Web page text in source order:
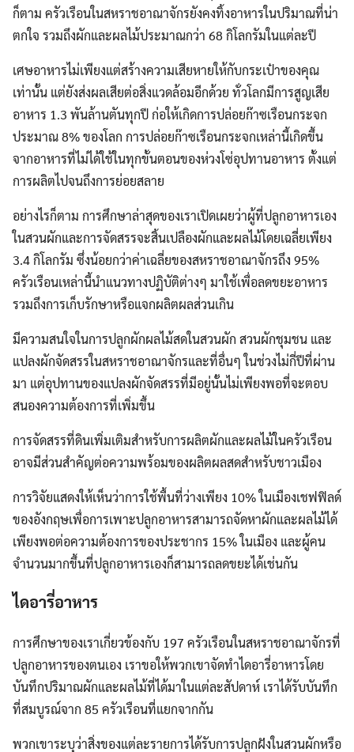
ก็ตาม ครัวเรือนในสหราชอาณาจักรยังคงทิ้งอาหารในปริมาณที่น่า
ตกใจ รวมถึงผักและผลไม้ประมาณกว่า 68 กิโลกรัมในแต่ละปี
เศษอาหารไม่เพียงแต่สร้างความเสียหายให้กับกระเป๋าของคุณ
เท่านั้น แต่ยังส่งผลเสียต่อสิ่งแวดล้อมอีกด้วย ทั่วโลกมีการสูญเสีย
อาหาร 1.3 พันล้านตันทุกปี ก่อให้เกิดการปล่อยก๊าซเรือนกระจก
ประมาณ 8% ของโลก การปล่อยก๊าซเรือนกระจกเหล่านี้เกิดขึ้น
จากอาหารที่ไม่ได้ใช้ในทุกขั้นตอนของห่วงโซ่อุปทานอาหาร ตั้งแต่
การผลิตไปจนถึงการย่อยสลาย
อย่างไรก็ตาม การศึกษาล่าสุดของเราเปิดเผยว่าผู้ที่ปลูกอาหารเอง
ในสวนผักและการจัดสรรจะสิ้นเปลืองผักและผลไม้โดยเฉลี่ยเพียง
3.4 กิโลกรัม ซึ่งน้อยกว่าค่าเฉลี่ยของสหราชอาณาจักรถึง 95%
ครัวเรือนเหล่านี้นำแนวทางปฏิบัติต่างๆ มาใช้เพื่อลดขยะอาหาร
รวมถึงการเก็บรักษาหรือแจกผลิตผลส่วนเกิน
มีความสนใจในการปลูกผักผลไม้สดในสวนผัก สวนผักชุมชน และ
แปลงผักจัดสรรในสหราชอาณาจักรและที่อื่นๆ ในช่วงไม่กี่ปีที่ผ่าน
มา แต่อุปทานของแปลงผักจัดสรรที่มีอยู่นั้นไม่เพียงพอที่จะตอบ
สนองความต้องการที่เพิ่มขึ้น
การจัดสรรที่ดินเพิ่มเติมสำหรับการผลิตผักและผลไม้ในครัวเรือน
อาจมีส่วนสำคัญต่อความพร้อมของผลิตผลสดสำหรับชาวเมือง
การวิจัยแสดงให้เห็นว่าการใช้พื้นที่ว่างเพียง 10% ในเมืองเชฟฟิลด์
ของอังกฤษเพื่อการเพาะปลูกอาหารสามารถจัดหาผักและผลไม้ได้
เพียงพอต่อความต้องการของประชากร 15% ในเมือง และผู้คน
จำนวนมากขึ้นที่ปลูกอาหารเองก็สามารถลดขยะได้เช่นกัน
ไดอารี่อาหาร
การศึกษาของเราเกี่ยวข้องกับ 197 ครัวเรือนในสหราชอาณาจักรที่
ปลูกอาหารของตนเอง เราขอให้พวกเขาจัดทำไดอารี่อาหารโดย
บันทึกปริมาณผักและผลไม้ที่ได้มาในแต่ละสัปดาห์ เราได้รับบันทึก
ที่สมบูรณ์จาก 85 ครัวเรือนที่แยกจากกัน
พวกเขาระบุว่าสิ่งของแต่ละรายการได้รับการปลูกฝังในสวนผักหรือ